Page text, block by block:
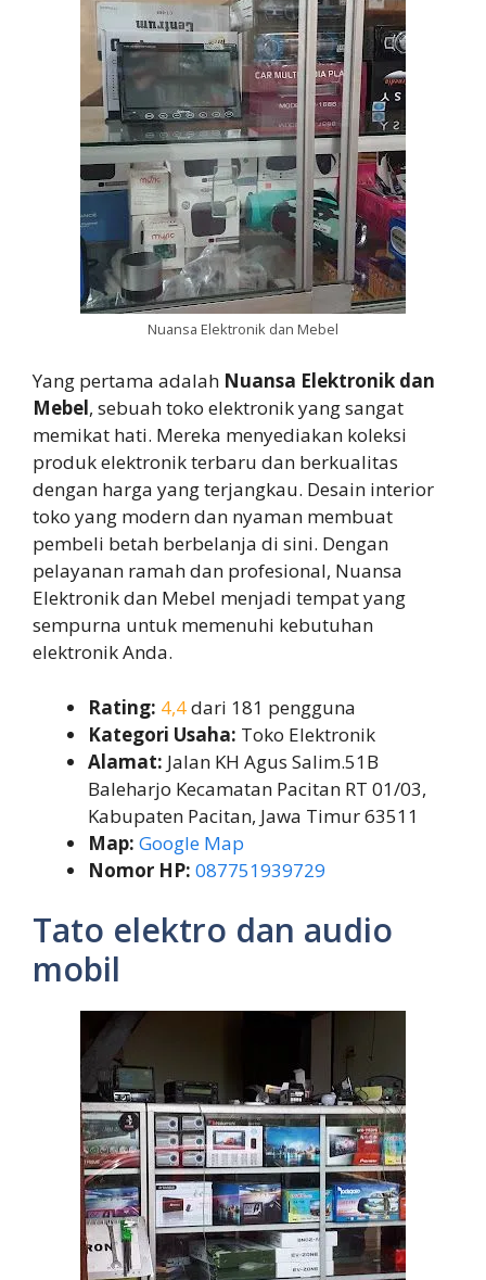
Nuansa Elektronik dan Mebel
Yang pertama adalah Nuansa Elektronik dan
Mebel, sebuah toko elektronik yang sangat
memikat hati. Mereka menyediakan koleksi
produk elektronik terbaru dan berkualitas
dengan harga yang terjangkau. Desain interior
toko yang modern dan nyaman membuat
pembeli betah berbelanja di sini. Dengan
pelayanan ramah dan profesional, Nuansa
Elektronik dan Mebel menjadi tempat yang
sempurna untuk memenuhi kebutuhan
elektronik Anda.
Rating: 4,4dari 181 pengguna
Kategori Usaha: Toko Elektronik
Alamat: Jalan KH Agus Salim.51B
Baleharjo Kecamatan Pacitan RT 01/03,
Kabupaten Pacitan, Jawa Timur 63511
Map: Google Map
Nomor HP: 087751939729
Tato elektro dan audio
mobil